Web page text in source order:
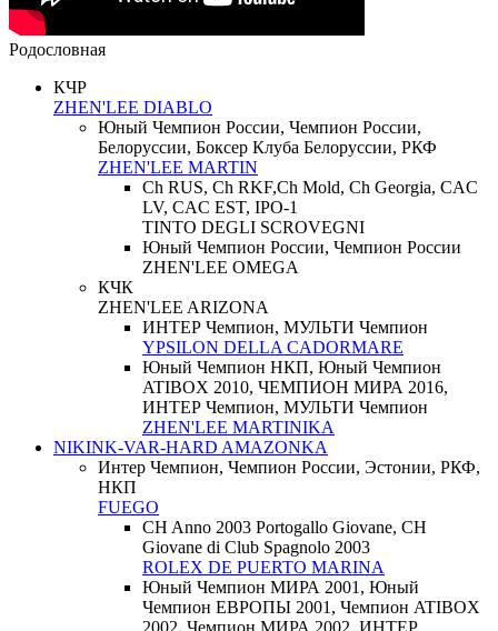
Родословная
КЧР
ZHEN'LEE DIABLO
Юный Чемпион России, Чемпион России,
Белоруссии, Боксер Клуба Белоруссии, РКФ
ZHEN'LEE MARTIN
Ch RUS, Ch RKF,Ch Mold, Ch Georgia, CAC
LV, CAC EST, IPO-1
TINTO DEGLI SCROVEGNI
Юный Чемпион России, Чемпион России
ZHEN'LEE OMEGA
КЧК
ZHEN'LEE ARIZONA
ИНТЕР Чемпион, МУЛЬТИ Чемпион
YPSILON DELLA CADORMARE
Юный Чемпион НКП, Юный Чемпион
ATIBOX 2010, ЧЕМПИОН МИРА 2016,
ИНТЕР Чемпион, МУЛЬТИ Чемпион
ZHEN'LEE MARTINIKA
NIKINK-VAR-HARD AMAZONKA
Интер Чемпион, Чемпион России, Эстонии, РКФ,
НКП
FUEGO
CH Anno 2003 Portogallo Giovane, CH
Giovane di Club Spagnolo 2003
ROLEX DE PUERTO MARINA
Юный Чемпион МИРА 2001, Юный
Чемпион ЕВРОПЫ 2001, Чемпион ATIBOX
2002, Чемпион МИРА 2002, ИНТЕР